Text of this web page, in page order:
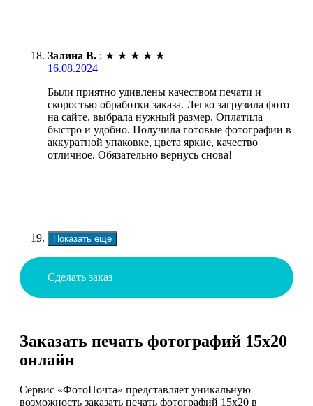
Залина В. : ★ ★ ★ ★ ★
16.08.2024
Были приятно удивлены качеством печати и
скоростью обработки заказа. Легко загрузила фото
на сайте, выбрала нужный размер. Оплатила
быстро и удобно. Получила готовые фотографии в
аккуратной упаковке, цвета яркие, качество
отличное. Обязательно вернусь снова!
Показать еще
Сделать заказ
Заказать печать фотографий 15х20
онлайн
Сервис «ФотоПочта» представляет уникальную
возможность заказать печать фотографий 15х20 в